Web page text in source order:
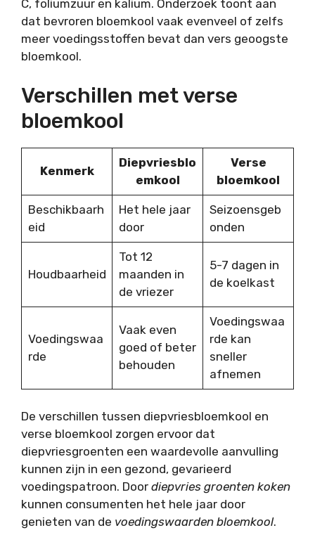
C, foliumzuur en kalium. Onderzoek toont aan
dat bevroren bloemkool vaak evenveel of zelfs
meer voedingsstoffen bevat dan vers geoogste
bloemkool.
Verschillen met verse
bloemkool
Kenmerk
Diepvriesblo
emkool
Verse
bloemkool
Beschikbaarh
eid
Het hele jaar
door
Seizoensgeb
onden
Houdbaarheid
Tot 12
maanden in
de vriezer
5-7 dagen in
de koelkast
Voedingswaa
rde
Vaak even
goed of beter
behouden
Voedingswaa
rde kan
sneller
afnemen
De verschillen tussen diepvriesbloemkool en
verse bloemkool zorgen ervoor dat
diepvriesgroenten een waardevolle aanvulling
kunnen zijn in een gezond, gevarieerd
voedingspatroon. Door diepvries groenten koken
kunnen consumenten het hele jaar door
genieten van de voedingswaarden bloemkool.